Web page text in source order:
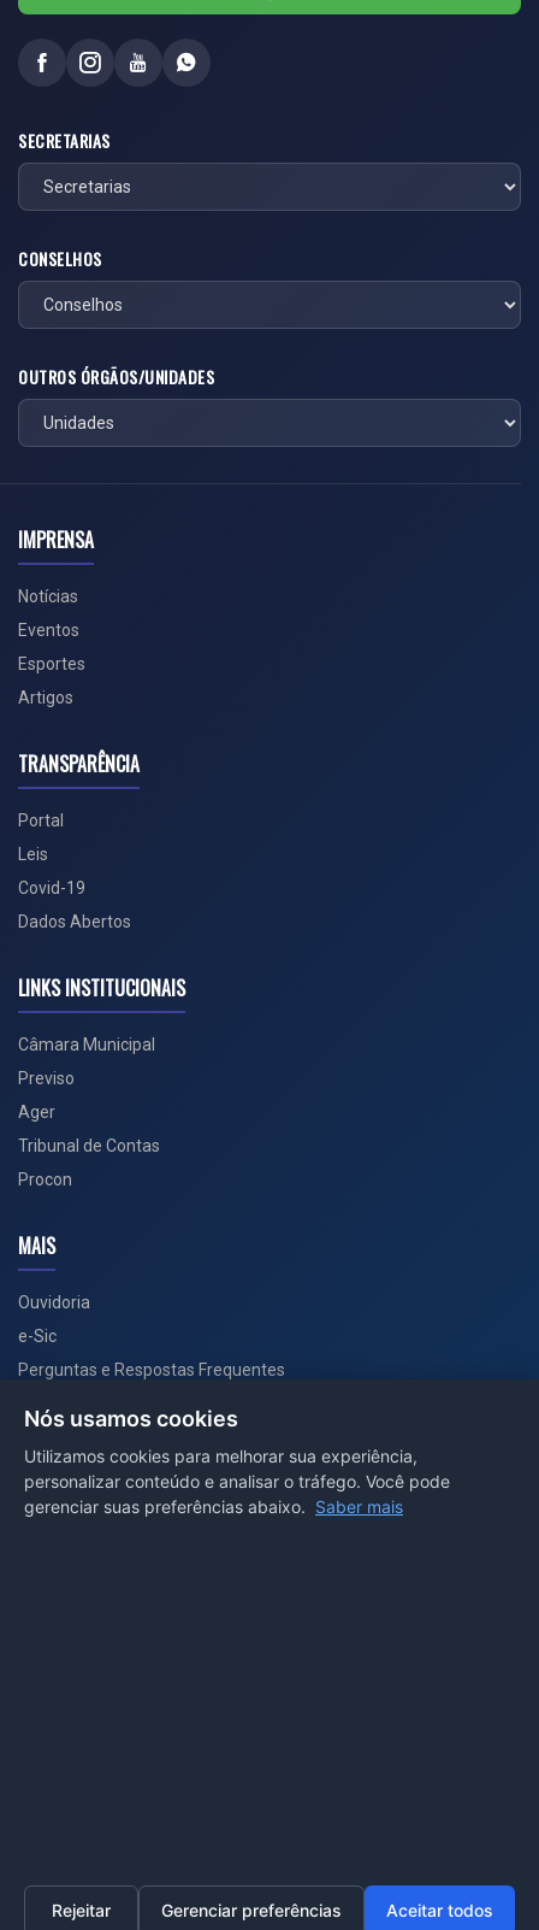
SECRETARIAS
CONSELHOS
OUTROS ÓRGÃOS/UNIDADES
IMPRENSA
Notícias
Eventos
Esportes
Artigos
TRANSPARÊNCIA
Portal
Leis
Covid-19
Dados Abertos
LINKS INSTITUCIONAIS
Câmara Municipal
Previso
Ager
Tribunal de Contas
Procon
MAIS
Ouvidoria
e-Sic
Perguntas e Respostas Frequentes
PORTAL COVID-19
Nós usamos cookies
Utilizamos cookies para melhorar sua experiência,
personalizar conteúdo e analisar o tráfego. Você pode
gerenciar suas preferências abaixo. Saber mais
Rejeitar Gerenciar preferências Aceitar todos